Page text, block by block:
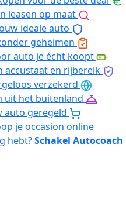
leasen op maat
ideale auto
geheimen
auto je écht koopt
accustaat en rijbereik
verzekerd
uit het buitenland
auto geregeld
je occasion online
hebt?Schakel Autocoach